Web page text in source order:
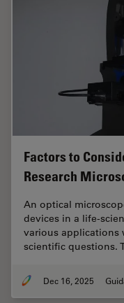
Factors to
Research
An optical
devices in a life-
various applications
scientific questions.
Dec 16, 2025